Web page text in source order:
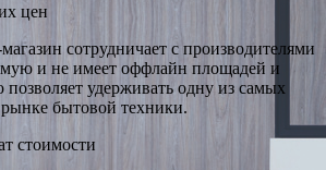
цен
сотрудничает с производителями
и не имеет оффлайн площадей и
удерживать одну из самых
бытовой техники.
стоимости